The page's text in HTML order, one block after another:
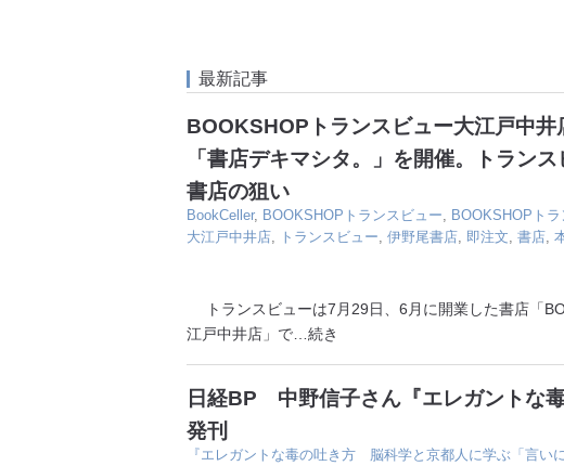
最新記事
BOOKSHOPトランスビュー大江戸中
「書店デキマシタ。」を開催。トラン
書店の狙い
BookCeller, BOOKSHOPトランスビュー
BOOKSHOPト
大江戸中井店
トランスビュー 伊野尾書店 即注文 書店
トランスビューは7月29日、6月に開業した書店「
江戸中井店」で …続き
日経BP 中野信子さん『エレガントな
発刊
『エレガントな毒の吐き方 脳科学と京都人に学ぶ「言い